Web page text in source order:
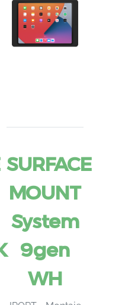
SURFACE
MOUNT
System
9gen
WH